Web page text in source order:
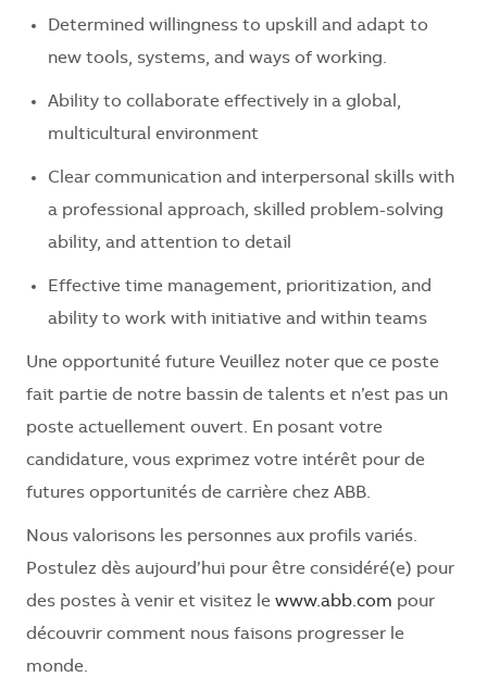
Determined willingness to upskill and adapt to
new tools, systems, and ways of working.
Ability to collaborate effectively in a global,
multicultural environment
Clear communication and interpersonal skills with
a professional approach, skilled problem-solving
ability, and attention to detail
Effective time management, prioritization, and
ability to work with initiative and within teams
Une opportunité future Veuillez noter que ce poste
fait partie de notre bassin de talents et n’est pas un
poste actuellement ouvert. En posant votre
candidature, vous exprimez votre intérêt pour de
futures opportunités de carrière chez ABB.
Nous valorisons les personnes aux profils variés.
Postulez dès aujourd’hui pour être considéré(e) pour
des postes à venir et visitez le www.abb.com pour
découvrir comment nous faisons progresser le
monde.